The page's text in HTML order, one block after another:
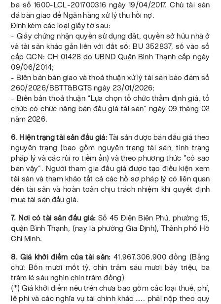
ba số 1600-LCL-201700316 ngày 19/04/2017. Chủ tài sản
đã bàn giao để Ngân hàng xử lý thu hồi nợ.
Đính kèm các loại giấy tờ sau:
- Giấy chứng nhận quyền sử dụng đât, quyền sở hữu nhà ở
và tài sản khác gắn liền với đất số: BU 352837, số vào sổ
cấp GCN: CH 01428 do UBND Quận Bình Thạnh cấp ngày
09/06/2014;
- Biên bản bàn giao và thoả thuận xử lý tài sản bảo đảm số
260/2026/BBTT&BGTS ngày 23/01/2026;
- Biên bản thoả thuận “Lựa chọn tổ chức thẩm định giá, tổ
chức có chức năng bán đấu giá tài sản” ngày 09 tháng 02
năm 2026.
6. Hiện trạng tài sản đấu giá:Tài sản được bán đấu giá theo
nguyên trạng (bao gồm nguyên trạng tài sản, tình trạng
pháp lý và các rủi ro tiềm ẩn) và theo phương thức “có sao
bán vậy”. Người tham gia đấu giá được tạo điều kiện xem
tài sản và tham khảo tất cả các hồ sơ pháp lý có liên quan
đến tài sản và hoàn toàn chịu trách nhiệm khi quyết định
mua tài sản đấu giá.
7. Nơi có tài sản đấu giá: Số 45 Điện Biên Phủ, phường 15,
quận Bình Thạnh, (nay là phường Gia Định), Thành phố Hồ
Chí Minh.
8. Giá khởi điểm của tài sản: 41.967.306.900 đồng (Bằng
chữ: Bốn mươi mốt tỷ, chín trăm sáu mươi bảy triệu, ba
trăm lẻ sáu nghìn chín trăm đồng)
(*) Giá khởi điểm nêu trên chưa bao gồm các loại thuế, phí,
lệ phí và các nghĩa vụ tài chính khác ….. phải nộp theo quy